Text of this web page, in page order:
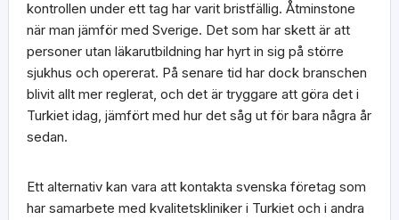
kontrollen under ett tag har varit bristfällig. Åtminstone
när man jämför med Sverige. Det som har skett är att
personer utan läkarutbildning har hyrt in sig på större
sjukhus och opererat. På senare tid har dock branschen
blivit allt mer reglerat, och det är tryggare att göra det i
Turkiet idag, jämfört med hur det såg ut för bara några år
sedan.
Ett alternativ kan vara att kontakta svenska företag som
har samarbete med kvalitetskliniker i Turkiet och i andra